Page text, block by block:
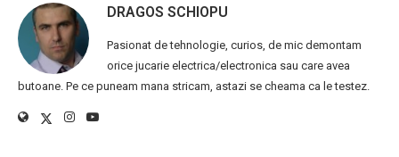
DRAGOS SCHIOPU
Pasionat de tehnologie, curios, de mic demontam
orice jucarie electrica/electronica sau care avea
butoane. Pe ce puneam mana stricam, astazi se cheama ca le testez.